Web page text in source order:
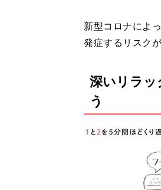
新型コロナによ
発症するリスク
深いリラッ
う